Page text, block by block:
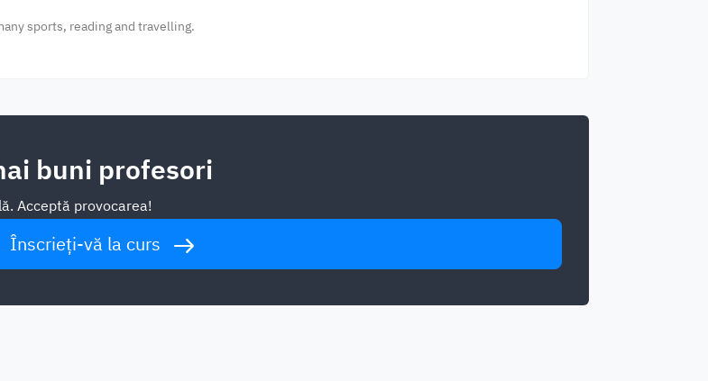
sports, reading and travelling.
buni profesori
Acceptă provocarea!
Înscrieți-vă la curs